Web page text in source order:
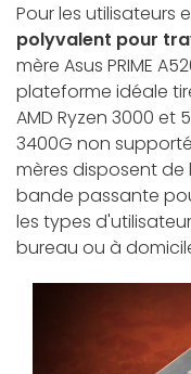
Pour les utilisateurs
polyvalent pour
mère Asus PRIME
plateforme idéale
AMD Ryzen 3000 et
3400G non
mères disposent
bande passante
les types
bureau ou à